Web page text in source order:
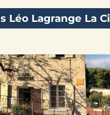
Léo Lagrange La